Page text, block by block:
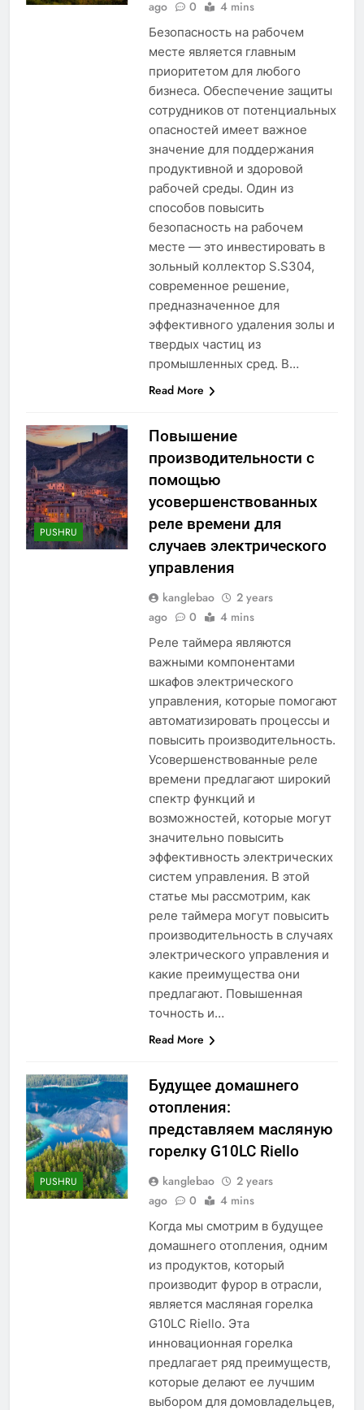
ago 0 4 mins
Безопасность на рабочем
месте является главным
приоритетом для любого
бизнеса. Обеспечение защиты
сотрудников от потенциальных
опасностей имеет важное
значение для поддержания
продуктивной и здоровой
рабочей среды. Один из
способов повысить
безопасность на рабочем
месте — это инвестировать в
зольный коллектор S.S304,
современное решение,
предназначенное для
эффективного удаления золы и
твердых частиц из
промышленных сред. В…
Read More
PUSHRU
Повышение
производительности с
помощью
усовершенствованных
реле времени для
случаев электрического
управления
kanglebao
2 years
ago
0 4 mins
Реле таймера являются
важными компонентами
шкафов электрического
управления, которые помогают
автоматизировать процессы и
повысить производительность.
Усовершенствованные реле
времени предлагают широкий
спектр функций и
возможностей, которые могут
значительно повысить
эффективность электрических
систем управления. В этой
статье мы рассмотрим, как
реле таймера могут повысить
производительность в случаях
электрического управления и
какие преимущества они
предлагают. Повышенная
точность и…
Read More
PUSHRU
Будущее домашнего
отопления:
представляем масляную
горелку G10LC Riello
kanglebao
2 years
ago
0 4 mins
Когда мы смотрим в будущее
домашнего отопления, одним
из продуктов, который
производит фурор в отрасли,
является масляная горелка
G10LC Riello. Эта
инновационная горелка
предлагает ряд преимуществ,
которые делают ее лучшим
выбором для домовладельцев,